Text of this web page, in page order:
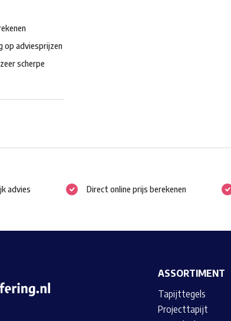
op adviesprijzen
scherpe
advies Direct online prijs berekenen
ASSORTIMENT
Tapijttegels
Projecttapijt